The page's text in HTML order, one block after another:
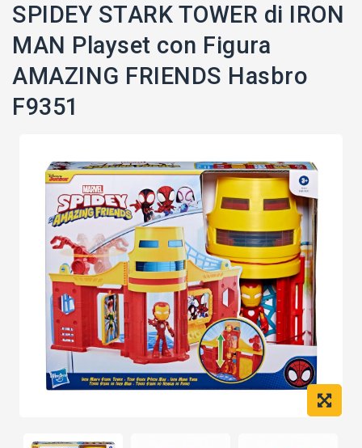
SPIDEY STARK TOWER di IRON
MAN Playset con Figura
AMAZING FRIENDS Hasbro
F9351